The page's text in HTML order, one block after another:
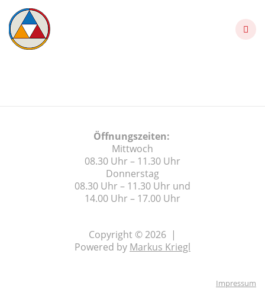
Öffnungszeiten:
Mittwoch
08.30 Uhr – 11.30 Uhr
Donnerstag
08.30 Uhr – 11.30 Uhr und
14.00 Uhr – 17.00 Uhr
Copyright © 2026 |
Powered by Markus Kriegl
Impressum